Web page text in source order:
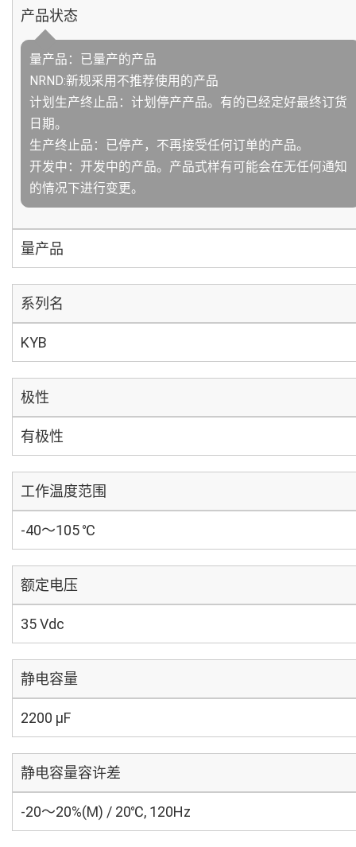
产品状态
量产品：已量产的产品
NRND:新规采用不推荐使用的产品
计划生产终止品：计划停产产品。有的已经定好最终订货
日期。
生产终止品：已停产，不再接受任何订单的产品。
开发中：开发中的产品。产品式样有可能会在无任何通知
的情况下进行变更。
量产品
系列名
KYB
极性
有极性
工作温度范围
-40～105 ℃
额定电压
35 Vdc
静电容量
2200 µF
静电容量容许差
-20～20%(M) / 20℃, 120Hz